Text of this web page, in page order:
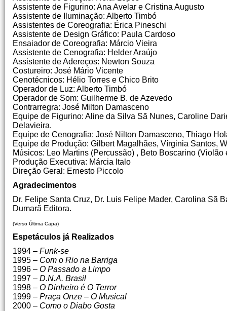
Assistente de Figurino: Ana Avelar e Cristina Augusto
Assistente de Iluminação: Alberto Timbó
Assistentes de Coreografia: Érica Pineschi
Assistente de Design Gráfico: Paula Cardoso
Ensaiador de Coreografia: Márcio Vieira
Assistente de Cenografia: Helder Araújo
Assistente de Adereços: Newton Souza
Costureiro: José Mário Vicente
Cenotécnicos: Hélio Torres e Chico Brito
Operador de Luz: Alberto Timbó
Operador de Som: Guilherme B. de Azevedo
Contrarregra: José Milton Damasceno
Equipe de Figurino: Aline da Silva Sã Nunes, Caroline
Delavieira.
Equipe de Cenografia: José Nilton Damasceno, Thiago
Equipe de Produção: Gilbert Magalhães, Vírginia Santos,
Músicos: Leo Martins (Percussão) , Beto Boscarino
Produção Executiva: Márcia Italo
Direção Geral: Ernesto Piccolo
Agradecimentos
Dr. Felipe Santa Cruz, Dr. Luis Felipe Mader, Carolina Sã
Dumarã Editora.
(Verso Última Capa)
Espetáculos já Realizados
1994 – Funk-se
1995 – Com o Rio na Barriga
1996 – O Passado a Limpo
1997 – D.N.A. Brasil
1998 – O Dinheiro é O Terror
1999 – Praça Onze – O Musical
2000 – Como o Diabo Gosta